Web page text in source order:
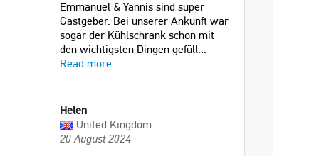
Emmanuel & Yannis sind super
Gastgeber. Bei unserer Ankunft war
sogar der Kühlschrank schon mit
den wichtigsten Dingen gefüll...
Read more
Helen
United Kingdom
20 August 2024